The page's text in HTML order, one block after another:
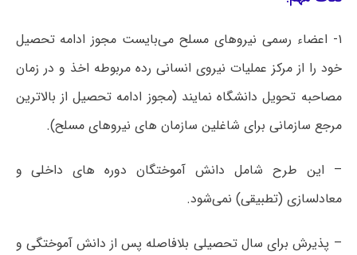
۱- اعضاء رسمی نیروهای مسلح می‌بایست مجوز ادامه تحصیل
خود را از مرکز عملیات نیروی انسانی رده مربوطه اخذ و در زمان
مصاحبه تحویل دانشگاه نمایند (مجوز ادامه تحصیل از بالاترین
مرجع سازمانی برای شاغلین سازمان های نیروهای مسلح).
– این طرح شامل دانش آموختگان دوره های داخلی و
معادلسازی (تطبیقی) نمی‌شود.
– پذیرش برای سال تحصیلی بلافاصله پس از دانش آموختگی و